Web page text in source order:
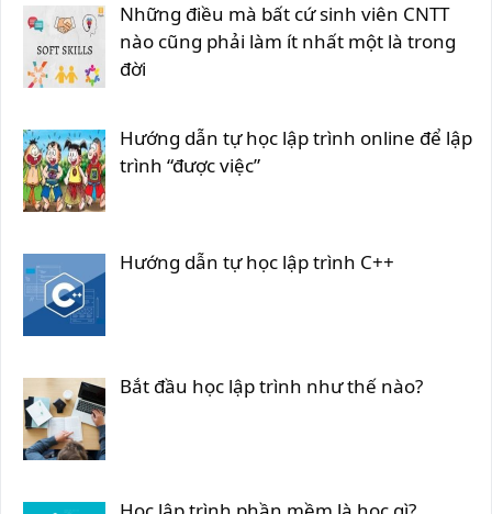
Những điều mà bất cứ sinh viên CNTT
nào cũng phải làm ít nhất một là trong
đời
Hướng dẫn tự học lập trình online để lập
trình “được việc”
Hướng dẫn tự học lập trình C++
Bắt đầu học lập trình như thế nào?